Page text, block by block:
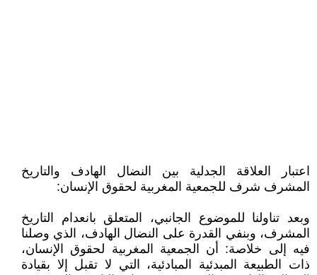
اعتبار العلاقة الجدلية بين النضال الهادف والتاريخ
المشرف شرف للجمعية المغربية لحقوق الإنسان:
وبعد تناولنا للموضوع الجانبي، المتعلق بانعدام التاريخ
المشرف، وبنفي القدرة على النضال الهادف، الذي وصلنا
فيه إلى خلاصة: أن الجمعية المغربية لحقوق الإنسان،
ذات الطبيعة المبدئية المبادئية، التي لا تقبل إلا بقيادة